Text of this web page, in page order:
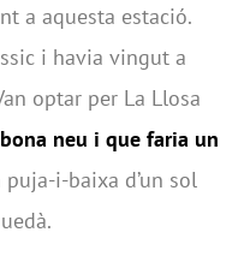
a aquesta estació.
i havia vingut a
optar per La Llosa
neu i que faria un
i-baixa d’un sol